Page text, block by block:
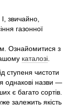
звичайно,
газонної
Ознайомитися з
каталозі
ступеня чистоти
однакові назви —
є багато сортів.
залежить якість